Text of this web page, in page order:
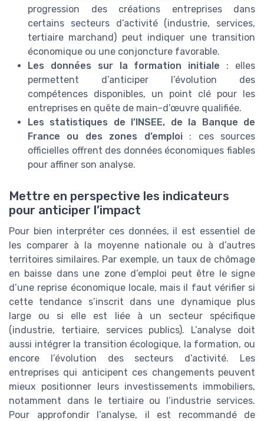
progression des créations entreprises dans
certains secteurs d’activité (industrie, services,
tertiaire marchand) peut indiquer une transition
économique ou une conjoncture favorable.
Les données sur la formation initiale : elles
permettent d’anticiper l’évolution des
compétences disponibles, un point clé pour les
entreprises en quête de main-d’œuvre qualifiée.
Les statistiques de l’INSEE, de la Banque de
France ou des zones d’emploi: ces sources
officielles offrent des données économiques fiables
pour affiner son analyse.
Mettre en perspective les indicateurs
pour anticiper l’impact
Pour bien interpréter ces données, il est essentiel de
les comparer à la moyenne nationale ou à d’autres
territoires similaires. Par exemple, un taux de chômage
en baisse dans une zone d’emploi peut être le signe
d’une reprise économique locale, mais il faut vérifier si
cette tendance s’inscrit dans une dynamique plus
large ou si elle est liée à un secteur spécifique
(industrie, tertiaire, services publics). L’analyse doit
aussi intégrer la transition écologique, la formation, ou
encore l’évolution des secteurs d’activité. Les
entreprises qui anticipent ces changements peuvent
mieux positionner leurs investissements immobiliers,
notamment dans le tertiaire ou l’industrie services.
Pour approfondir l’analyse, il est recommandé de